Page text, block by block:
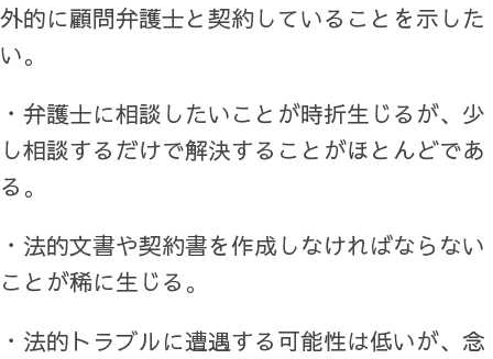
外的に顧問弁護士と契約していることを示した
い。
・弁護士に相談したいことが時折生じるが、少
し相談するだけで解決することがほとんどであ
る。
・法的文書や契約書を作成しなければならない
ことが稀に生じる。
・法的トラブルに遭遇する可能性は低いが、念